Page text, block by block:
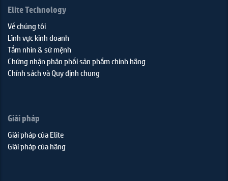
Elite Technology
Về chúng tôi
Lĩnh vực kinh doanh
Tầm nhìn & sứ mệnh
Chứng nhận phân phối sản phẩm chính hãng
Chính sách và Quy định chung
Giải pháp
Giải pháp của Elite
Giải pháp của hãng